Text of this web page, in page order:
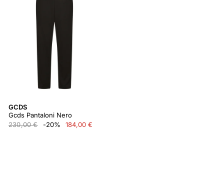
GCDS
Gcds Pantaloni Nero
230,00 €
-20% 184,00 €